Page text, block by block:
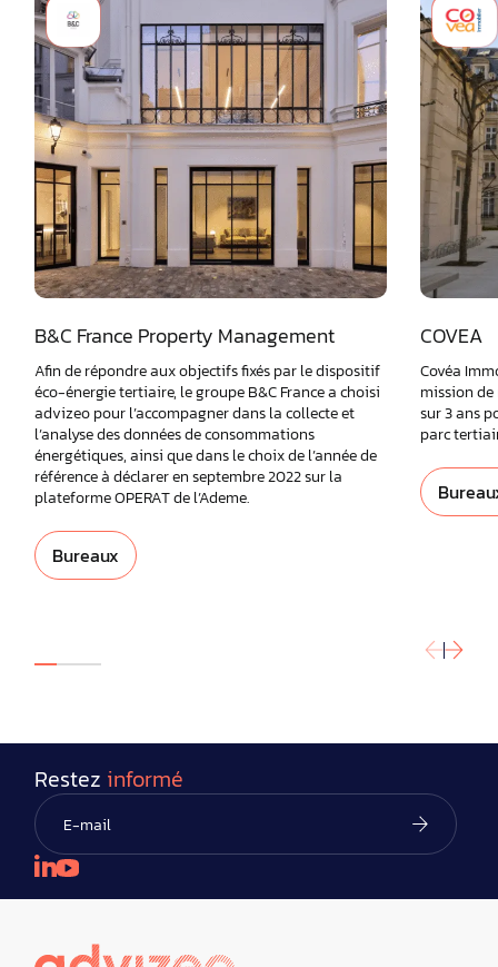
B&C France Property Management
Afin de répondre aux objectifs fixés par le dispositif
éco-énergie tertiaire, le groupe B&C France a choisi
advizeo pour l’accompagner dans la collecte et
l’analyse des données de consommations
énergétiques, ainsi que dans le choix de l’année de
référence à déclarer en septembre 2022 sur la
plateforme OPERAT de l’Ademe.
Bureaux
COVEA
Covéa
mission
sur 3 ans
parc
Restez informé